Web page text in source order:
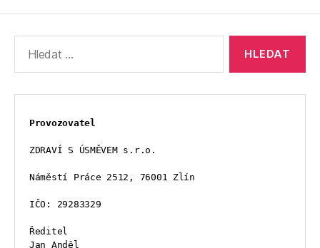
vyhledávání:
Provozovatel
ZDRAVÍ S ÚSMĚVEM s.r.o.
Náměstí Práce 2512, 76001 Zlín
IČO: 29283329
Ředitel
Jan Anděl